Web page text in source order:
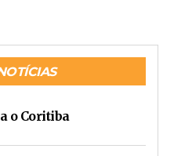
o Coritiba